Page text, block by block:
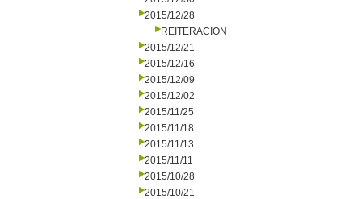
2015/12/28
REITERACION
2015/12/21
2015/12/16
2015/12/09
2015/12/02
2015/11/25
2015/11/18
2015/11/13
2015/11/11
2015/10/28
2015/10/21